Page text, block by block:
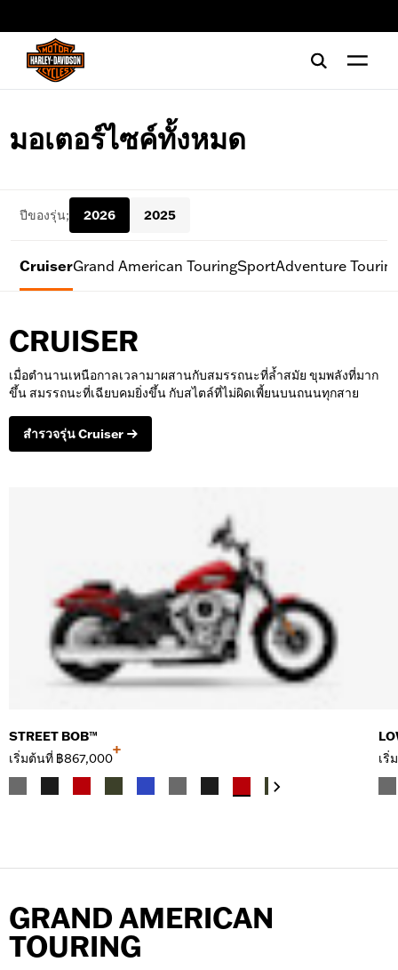
มอเตอร์ไซค์ทั้งหมด
CruiserGrand American TouringSportAdventure
ปีของรุ่น; 2026 2025
CRUISER
เมื่อตำนานเหนือกาลเวลามาผสานกับสมรรถนะที่ล้ำสมัย ขุมพลังที่มาก
ขึ้น สมรรถนะที่เฉียบคมยิ่งขึ้น กับสไตล์ที่ไม่ผิดเพี้ยนบนถนนทุกสาย
สำรวจรุ่น Cruiser
STREET BOB™
เริ่มต้นที่ ฿867,000
+
เริ่
GRAND AMERICAN
TOURING